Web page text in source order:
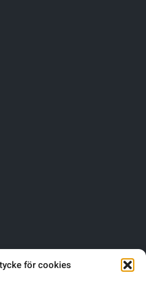
för cookies